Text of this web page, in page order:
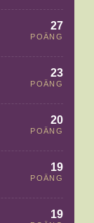
27
POÄNG
23
POÄNG
20
POÄNG
19
POÄNG
19